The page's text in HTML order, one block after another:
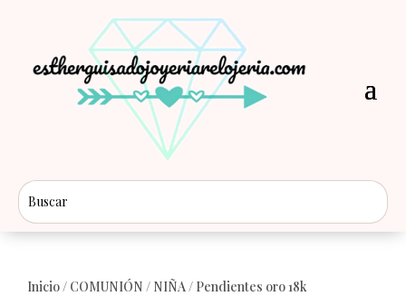
Inicio/ COMUNIÓN / NIÑA/ Pendientes oro 18k